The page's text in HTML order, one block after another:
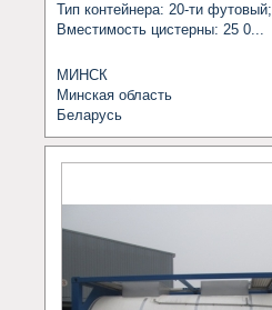
Тип контейнера: 20-ти футовый;
Вместимость цистерны: 25 0...
МИНСК
Минская область
Беларусь